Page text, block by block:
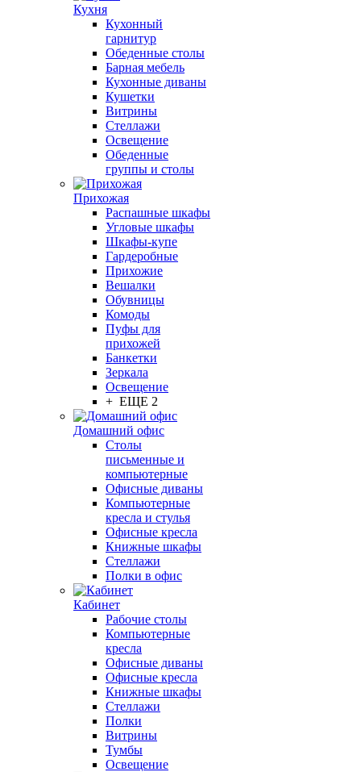
Кухня
Кухонный
гарнитур
Обеденные столы
Барная мебель
Кухонные диваны
Кушетки
Витрины
Стеллажи
Освещение
Обеденные
группы и столы
Прихожая
Распашные шкафы
Угловые шкафы
Шкафы-купе
Гардеробные
Прихожие
Вешалки
Обувницы
Комоды
Пуфы для
прихожей
Банкетки
Зеркала
Освещение
+ ЕЩЕ 2
Домашний офис
Столы
письменные и
компьютерные
Офисные диваны
Компьютерные
кресла и стулья
Офисные кресла
Книжные шкафы
Стеллажи
Полки в офис
Кабинет
Рабочие столы
Компьютерные
кресла
Офисные диваны
Офисные кресла
Книжные шкафы
Стеллажи
Полки
Витрины
Тумбы
Освещение